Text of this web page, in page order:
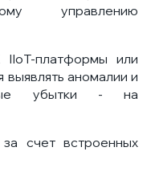
управлению
платформы или
аномалии и
убытки - на
счет встроенных